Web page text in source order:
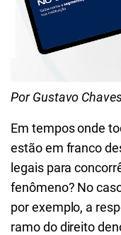
Por Gustavo
Em tempos onde
estão em franco
legais para
fenômeno? No
por exemplo, a
ramo do direito